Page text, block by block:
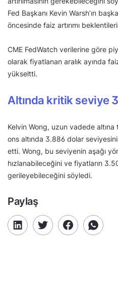
Fed Başkanı Kevin Warsh’ın
öncesinde faiz artırımı
CME FedWatch verilerine göre
olarak fiyatlanan aralık ayında
yükseltti.
Altında kritik seviye
Kelvin Wong, uzun vadede altına
ons altında 3.886 dolar
etti. Wong, bu seviyenin aşağı
hızlanabileceğini ve fiyatların
gerileyebileceğini söyledi.
Paylaş